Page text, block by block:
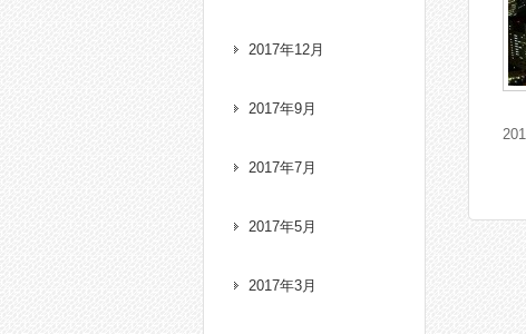
2017年12月
2017年9月
2017年7月
2017年5月
2017年3月